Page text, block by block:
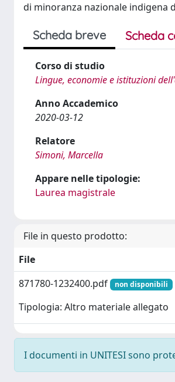
di minoranza nazionale indigena
Scheda breve Scheda
Corso di studio
Lingue, economie e istituzioni
Anno Accademico
2020-03-12
Relatore
Simoni, Marcella
Appare nelle tipologie:
Laurea magistrale
File in questo prodotto:
File
871780-1232400.pdf
non disponibili
Tipologia: Altro materiale allegato
I documenti in UNITESI sono